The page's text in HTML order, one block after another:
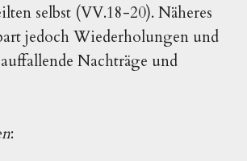
selbst (VV.18-20). Näheres
jedoch Wiederholungen und
Nachträge und
: